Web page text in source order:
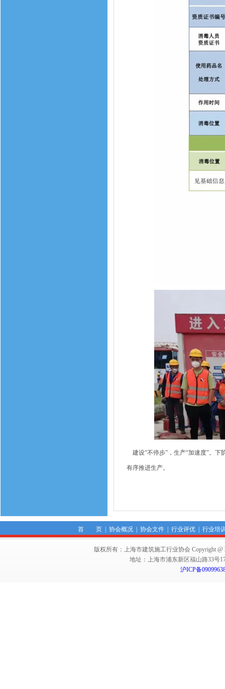
建设“不停步”，生产“加速度”。下
有序推进生产。
首 页| 协会概况| 协会文件| 行业评优| 行业培
版权所有：上海市建筑施工行业协会 Copyright @
地址：上海市浦东新区福山路33号
沪ICP备